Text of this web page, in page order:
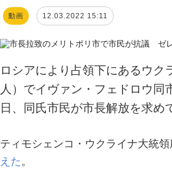
動画 12.03.2022 15:11
ロシアにより占領下にあるウ
人）でイヴァン・フェドロウ同
日、同氏市民が市長解放を求め
ティモシェンコ・ウクライナ大統
えた 。